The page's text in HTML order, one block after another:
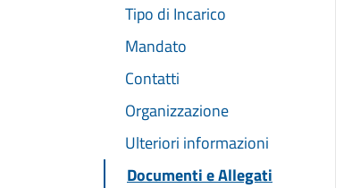
Tipo di Incarico
Mandato
Contatti
Organizzazione
Ulteriori informazioni
Documenti e Allegati